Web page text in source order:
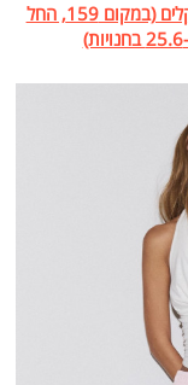
מכנסי בלון ורודים, Stradivatius, מחיר: 119 שקלים (במקום 159, החל